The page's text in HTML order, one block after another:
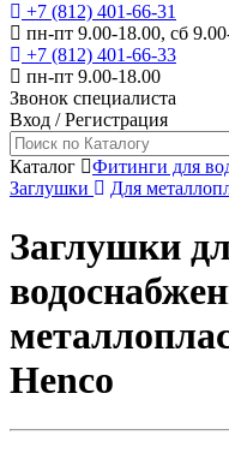
+7 (812) 401-66-31
пн-пт 9.00-18.00, сб
+7 (812) 401-66-33
пн-пт 9.00-18.00
Звонок специалиста
Вход /Регистрация
Каталог
Фитинги для
Заглушки
Для
Заглушки
Henco